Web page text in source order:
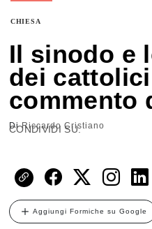
CHIESA
Il sinodo e
dei
commento
DiRiccardo Cristiano
CONDIVIDI SU:
Aggiungi Formiche su Google